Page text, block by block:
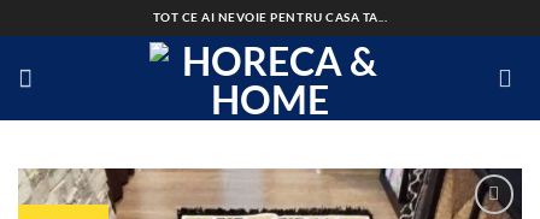
to
TOT CE AI NEVOIE PENTRU CASA TA...